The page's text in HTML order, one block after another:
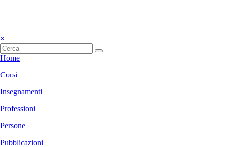
×
Home
Corsi
Insegnamenti
Professioni
Persone
Pubblicazioni